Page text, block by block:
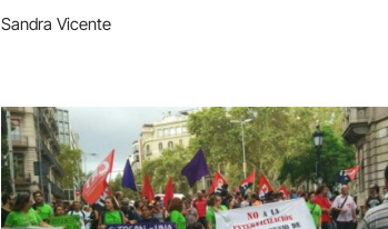
Sandra Vicente